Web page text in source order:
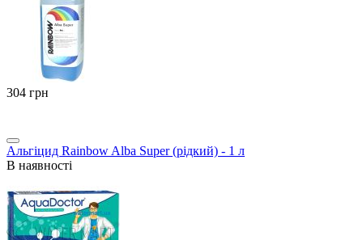
‍304‍ грн
Альгіцид Rainbow Alba Super (рідкий) - 1 л
В наявності